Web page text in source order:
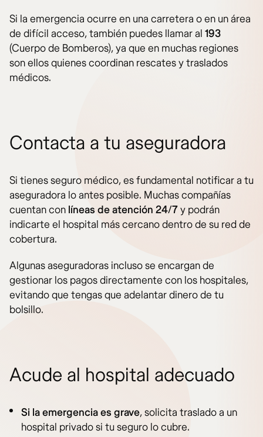
Si la emergencia ocurre en una carretera o en un área
de difícil acceso, también puedes llamar al 193
(Cuerpo de Bomberos), ya que en muchas regiones
son ellos quienes coordinan rescates y traslados
médicos.
Contacta a tu aseguradora
Si tienes seguro médico, es fundamental notificar a tu
aseguradora lo antes posible. Muchas compañías
cuentan con líneas de atención 24/7y podrán
indicarte el hospital más cercano dentro de su red de
cobertura.
Algunas aseguradoras incluso se encargan de
gestionar los pagos directamente con los hospitales,
evitando que tengas que adelantar dinero de tu
bolsillo.
Acude al hospital adecuado
Si la emergencia es grave, solicita traslado a un
hospital privado si tu seguro lo cubre.